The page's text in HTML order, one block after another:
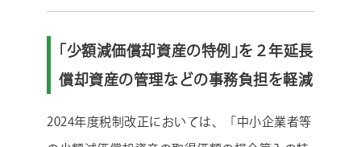
｢少額減価償却資産の特例｣を２年延長
償却資産の管理などの事務負担を軽減
2024年度税制改正においては、「中小企業者等